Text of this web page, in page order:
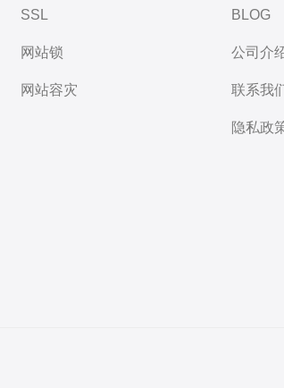
SSL
网站锁
网站容灾
BLOG
公司介
联系我
隐私政